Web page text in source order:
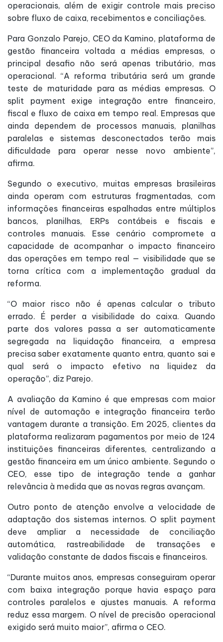
operacionais, além de exigir controle mais preciso
sobre fluxo de caixa, recebimentos e conciliações.
Para Gonzalo Parejo, CEO da Kamino, plataforma de
gestão financeira voltada a médias empresas, o
principal desafio não será apenas tributário, mas
operacional. “A reforma tributária será um grande
teste de maturidade para as médias empresas. O
split payment exige integração entre financeiro,
fiscal e fluxo de caixa em tempo real. Empresas que
ainda dependem de processos manuais, planilhas
paralelas e sistemas desconectados terão mais
dificuldade para operar nesse novo ambiente”,
afirma.
Segundo o executivo, muitas empresas brasileiras
ainda operam com estruturas fragmentadas, com
informações financeiras espalhadas entre múltiplos
bancos, planilhas, ERPs contábeis e fiscais e
controles manuais. Esse cenário compromete a
capacidade de acompanhar o impacto financeiro
das operações em tempo real — visibilidade que se
torna crítica com a implementação gradual da
reforma.
“O maior risco não é apenas calcular o tributo
errado. É perder a visibilidade do caixa. Quando
parte dos valores passa a ser automaticamente
segregada na liquidação financeira, a empresa
precisa saber exatamente quanto entra, quanto sai e
qual será o impacto efetivo na liquidez da
operação”, diz Parejo.
A avaliação da Kamino é que empresas com maior
nível de automação e integração financeira terão
vantagem durante a transição. Em 2025, clientes da
plataforma realizaram pagamentos por meio de 124
instituições financeiras diferentes, centralizando a
gestão financeira em um único ambiente. Segundo o
CEO, esse tipo de integração tende a ganhar
relevância à medida que as novas regras avançam.
Outro ponto de atenção envolve a velocidade de
adaptação dos sistemas internos. O split payment
deve ampliar a necessidade de conciliação
automática, rastreabilidade de transações e
validação constante de dados fiscais e financeiros.
“Durante muitos anos, empresas conseguiram operar
com baixa integração porque havia espaço para
controles paralelos e ajustes manuais. A reforma
reduz essa margem. O nível de precisão operacional
exigido será muito maior”, afirma o CEO.